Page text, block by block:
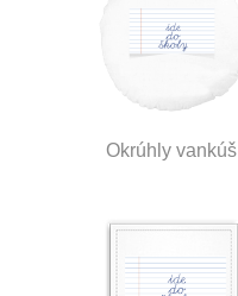
Okrúhly vankúš